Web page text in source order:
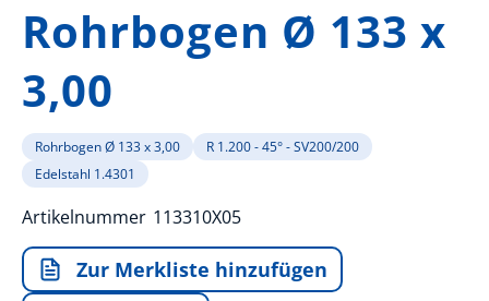
der
Bildergalerie
springen
Rohrbogen Ø 133 x
3,00
Rohrbogen Ø 133 x 3,00
R 1.200 - 45° - SV200/200
Edelstahl 1.4301
Artikelnummer 113310X05
Zur Merkliste hinzufügen